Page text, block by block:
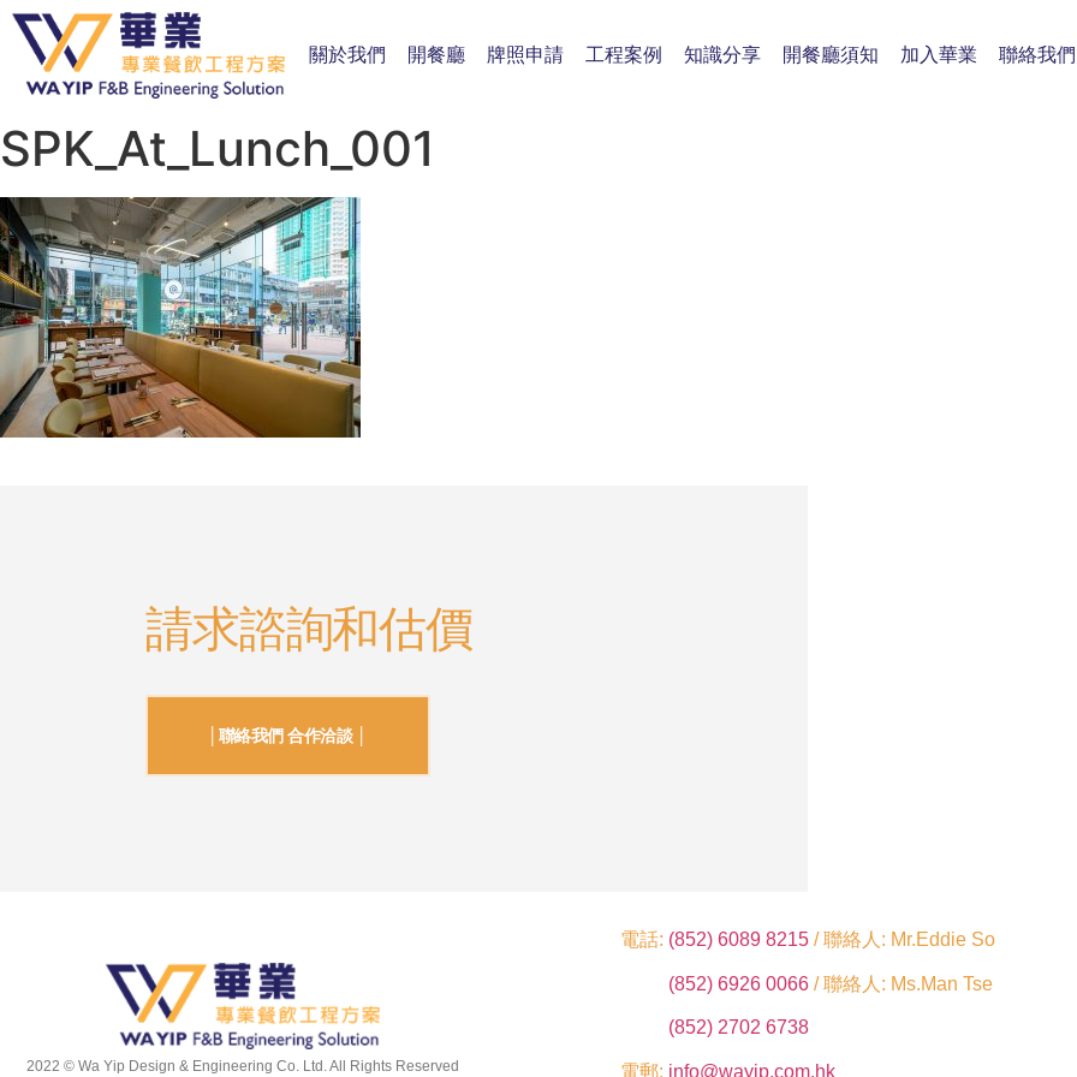
關於我們 開餐廳 牌照申請 工程案例 知識分享 開餐廳須知 加入華業 聯絡我們
SPK_At_Lunch_001
請求諮詢和估價
│聯絡我們 合作洽談 │
2022 © Wa Yip Design & Engineering Co. Ltd. All Rights Reserved
電話: (852) 6089 8215 / 聯絡人: Mr.Eddie So
(852) 6926 0066/ 聯絡人: Ms.Man Tse
(852) 2702 6738
電郵: info@wayip.com.hk